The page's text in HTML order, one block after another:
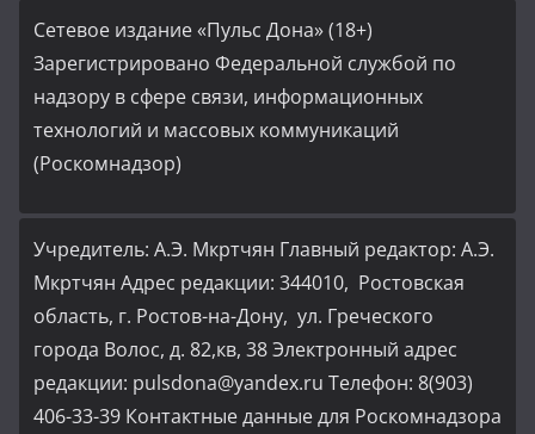
Сетевое издание «Пульс Дона» (18+)
Зарегистрировано Федеральной службой по
надзору в сфере связи, информационных
технологий и массовых коммуникаций
(Роскомнадзор)
Учредитель: А.Э. Мкртчян Главный редактор: А.Э.
Мкртчян Адрес редакции: 344010, Ростовская
область, г. Ростов-на-Дону, ул. Греческого
города Волос, д. 82,кв, 38 Электронный адрес
редакции: pulsdona@yandex.ru Телефон: 8(903)
406-33-39 Контактные данные для Роскомнадзора